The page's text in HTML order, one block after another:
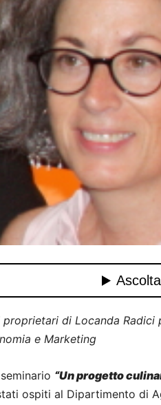
proprietari di Locanda
e Marketing
“Un progetto
ospiti al Dipartimento di